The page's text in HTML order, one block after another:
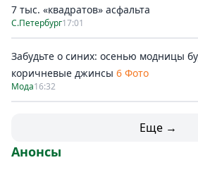
7 тыс. «квадратов» асфальта
С.Петербург17:01
Забудьте о синих: осенью модницы
коричневые джинсы 6 Фото
Мода16:32
Еще →
Анонсы